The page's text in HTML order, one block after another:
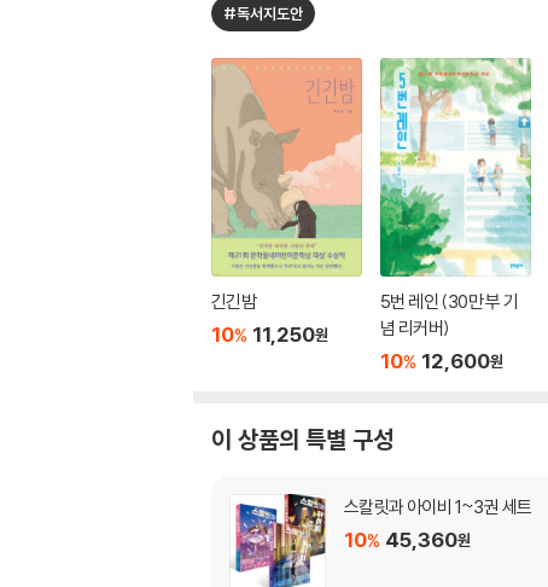
#독서지도안
긴긴밤
10% 11,250원
5번 레인 (30만 부 기
념 리커버)
10% 12,600원
이 상품의 특별 구성
스칼릿과 아이비 1~3권 세트
10% 45,360원